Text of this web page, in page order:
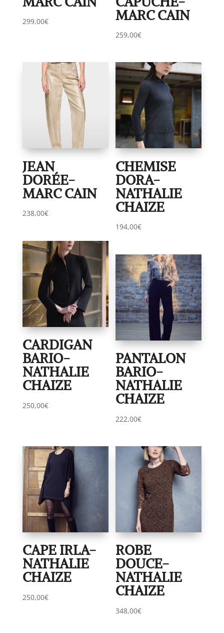
299,00€ MARC CAIN
259,00€
JEAN
DORÉE-
MARC CAIN
238,00€
CHEMISE
DORA-
NATHALIE
CHAIZE
194,00€
CARDIGAN
BARIO-
NATHALIE
CHAIZE
250,00€
PANTALON
BARIO-
NATHALIE
CHAIZE
222,00€
CAPE IRLA-
NATHALIE
CHAIZE
250,00€
ROBE
DOUCE-
NATHALIE
CHAIZE
348,00€